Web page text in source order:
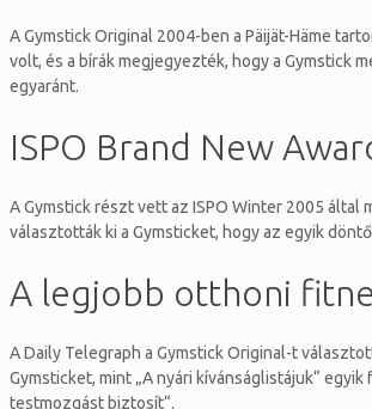
A Gymstick Original 2004-ben a Päijät-Häme
volt, és a bírák megjegyezték, hogy a Gymstick
egyaránt.
ISPO Brand New
A Gymstick részt vett az ISPO Winter 2005
választották ki a Gymsticket, hogy az egyik
A legjobb otthoni
A Daily Telegraph a Gymstick Original-t
Gymsticket, mint „A nyári kívánságlistájuk“
testmozgást biztosít“.